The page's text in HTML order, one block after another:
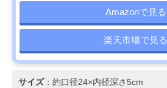
Amazonで見る
楽天市場で見る
サイズ：約口径24×内径深さ5cm